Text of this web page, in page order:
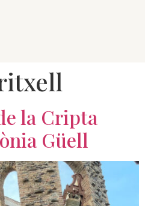
la Cripta
Güell